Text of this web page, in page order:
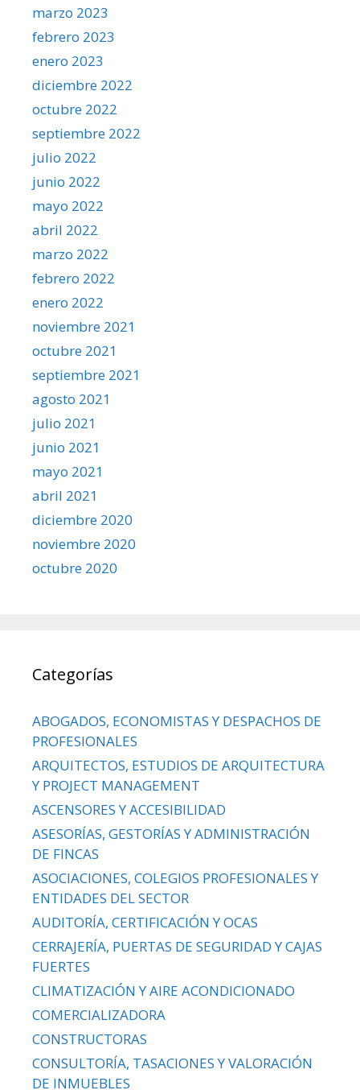
marzo 2023
febrero 2023
enero 2023
diciembre 2022
octubre 2022
septiembre 2022
julio 2022
junio 2022
mayo 2022
abril 2022
marzo 2022
febrero 2022
enero 2022
noviembre 2021
octubre 2021
septiembre 2021
agosto 2021
julio 2021
junio 2021
mayo 2021
abril 2021
diciembre 2020
noviembre 2020
octubre 2020
Categorías
ABOGADOS, ECONOMISTAS Y DESPACHOS DE
PROFESIONALES
ARQUITECTOS, ESTUDIOS DE ARQUITECTURA
Y PROJECT MANAGEMENT
ASCENSORES Y ACCESIBILIDAD
ASESORÍAS, GESTORÍAS Y ADMINISTRACIÓN
DE FINCAS
ASOCIACIONES, COLEGIOS PROFESIONALES Y
ENTIDADES DEL SECTOR
AUDITORÍA, CERTIFICACIÓN Y OCAS
CERRAJERÍA, PUERTAS DE SEGURIDAD Y CAJAS
FUERTES
CLIMATIZACIÓN Y AIRE ACONDICIONADO
COMERCIALIZADORA
CONSTRUCTORAS
CONSULTORÍA, TASACIONES Y VALORACIÓN
DE INMUEBLES